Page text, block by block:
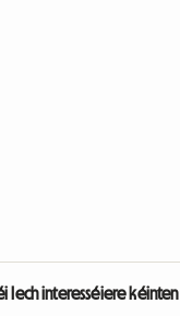
Iech interesséiere kéinten